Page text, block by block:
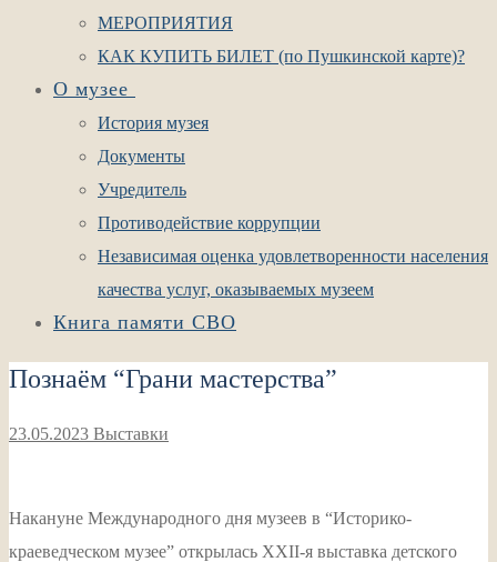
МЕРОПРИЯТИЯ
КАК КУПИТЬ БИЛЕТ (по Пушкинской карте)?
О музее
История музея
Документы
Учредитель
Противодействие коррупции
Независимая оценка удовлетворенности населения
качества услуг, оказываемых музеем
Книга памяти СВО
Познаём “Грани мастерства”
23.05.2023 Выставки
Накануне Международного дня музеев в “Историко-
краеведческом музее” открылась XXII-я выставка детского